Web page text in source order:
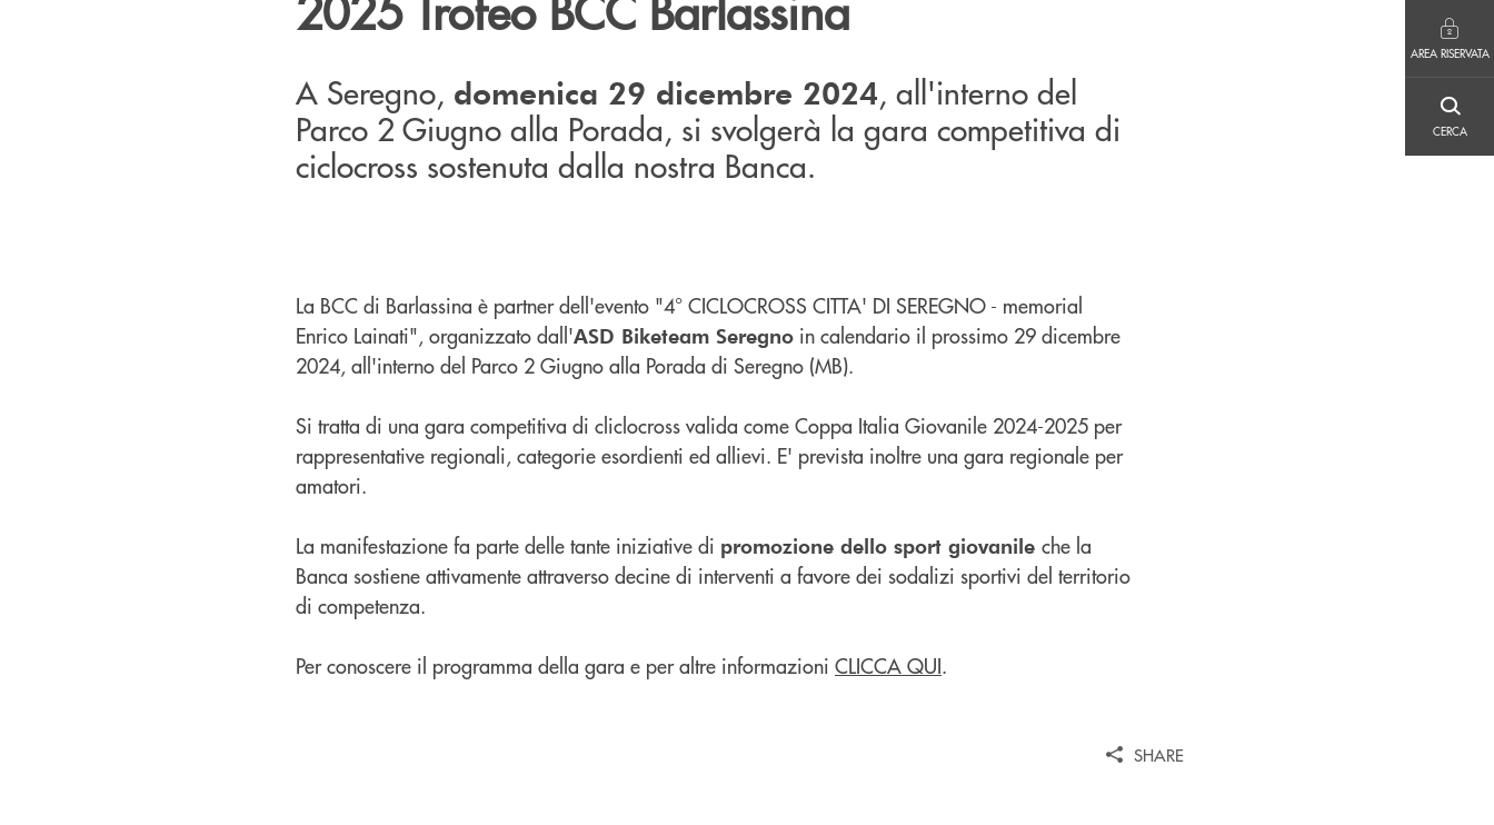
AREA RISERVATA
CERCA
A Seregno, domenica 29 dicembre 2024, all'interno del
Parco 2 Giugno alla Porada, si svolgerà la gara competitiva di
ciclocross sostenuta dalla nostra Banca.
La BCC di Barlassina è partner dell'evento "4° CICLOCROSS CITTA' DI SEREGNO - memorial
Enrico Lainati", organizzato dall'ASD Biketeam Seregno in calendario il prossimo 29 dicembre
2024, all'interno del Parco 2 Giugno alla Porada di Seregno (MB).
Si tratta di una gara competitiva di cliclocross valida come Coppa Italia Giovanile 2024-2025 per
rappresentative regionali, categorie esordienti ed allievi. E' prevista inoltre una gara regionale per
amatori.
La manifestazione fa parte delle tante iniziative di promozione dello sport giovanile che la
Banca sostiene attivamente attraverso decine di interventi a favore dei sodalizi sportivi del territorio
di competenza.
Per conoscere il programma della gara e per altre informazioni CLICCA QUI.
SHARE